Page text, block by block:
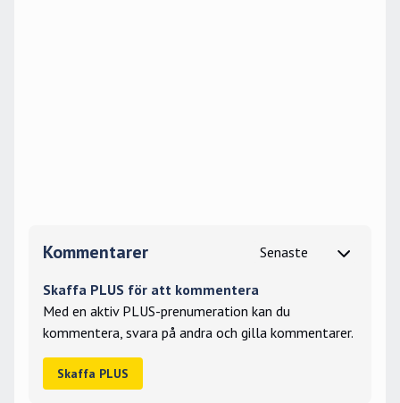
Kommentarer
Skaffa PLUS för att kommentera
Med en aktiv PLUS-prenumeration kan du
kommentera, svara på andra och gilla kommentarer.
Skaffa PLUS